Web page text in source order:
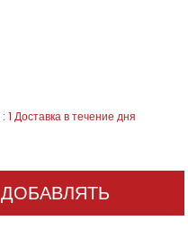
: 1 Доставка в течение дня